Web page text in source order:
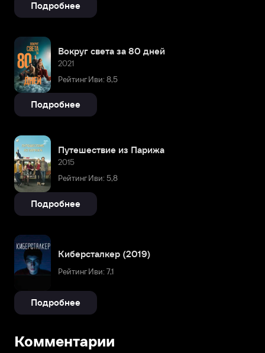
Подробнее
Вокруг света за 80 дней
2021
Рейтинг Иви: 8,5
Подробнее
Путешествие из Парижа
2015
Рейтинг Иви: 5,8
Подробнее
Киберсталкер (2019)
Рейтинг Иви: 7,1
Подробнее
Комментарии